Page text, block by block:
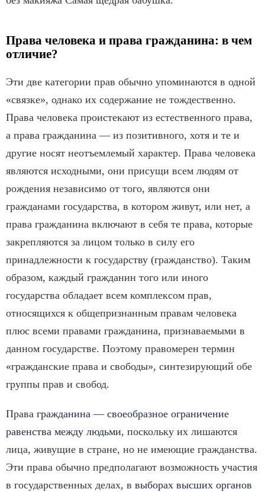
Права человека и права гражданина: в чем
отличие?
Эти две категории прав обычно упоминаются в одной
«связке», однако их содержание не тождественно.
Права человека проистекают из естественного права,
а права гражданина — из позитивного, хотя и те и
другие носят неотъемлемый характер. Права человека
являются исходными, они присущи всем людям от
рождения независимо от того, являются они
гражданами государства, в котором живут, или нет, а
права гражданина включают в себя те права, которые
закрепляются за лицом только в силу его
принадлежности к государству (гражданство). Таким
образом, каждый гражданин того или иного
государства обладает всем комплексом прав,
относящихся к общепризнанным правам человека
плюс всеми правами гражданина, признаваемыми в
данном государстве. Поэтому правомерен термин
«гражданские права и свободы», синтезирующий обе
группы прав и свобод.
Права гражданина — своеобразное ограничение
равенства между людьми, поскольку их лишаются
лица, живущие в стране, но не имеющие гражданства.
Эти права обычно предполагают возможность участия
в государственных делах, в выборах высших органов